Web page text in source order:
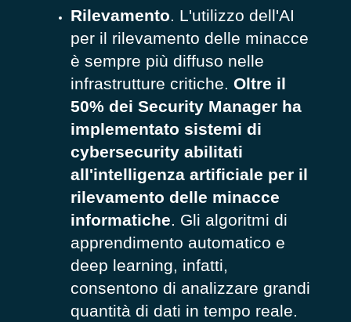
Rilevamento . L'utilizzo dell'AI
per il rilevamento delle minacce
è sempre più diffuso nelle
infrastrutture critiche. Oltre il
50% dei Security Manager ha
implementato sistemi di
cybersecurity abilitati
all'intelligenza artificiale per il
rilevamento delle minacce
informatiche . Gli algoritmi di
apprendimento automatico e
deep learning, infatti,
consentono di analizzare grandi
quantità di dati in tempo reale.